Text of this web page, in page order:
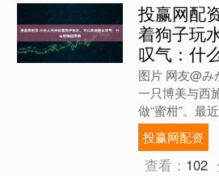
投赢网配
着狗子玩
叹气：什
图片 网友@み
一只博美与西
做“蜜柑”。最
是，网友便在
池，让小主人
投赢网配资
查看： 102